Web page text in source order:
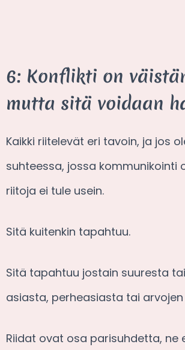
6: Konflikti on
mutta sitä voidaan
Kaikki riitelevät eri tavoin, ja jos
suhteessa, jossa kommunikointi
riitoja ei tule usein.
Sitä kuitenkin tapahtuu.
Sitä tapahtuu jostain suuresta
asiasta, perheasiasta tai
Riidat ovat osa parisuhdetta, ne